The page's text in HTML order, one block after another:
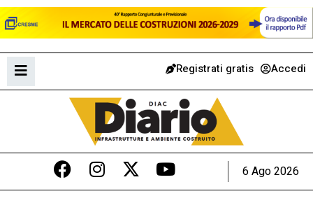
Registrati gratis Accedi
6 Ago 2026